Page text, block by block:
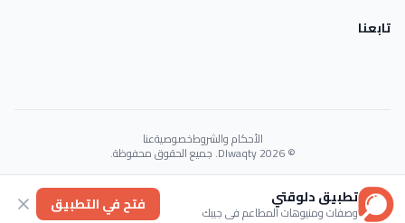
تابعنا
الأحكام والشروطخصوصيةعنا
© 2026 Dlwaqty. جميع الحقوق محفوظة.
Powered byGAIT
تطبيق دلوقتي
وصفات ومنيوهات المطاعم في جيبك فتح في التطبيق